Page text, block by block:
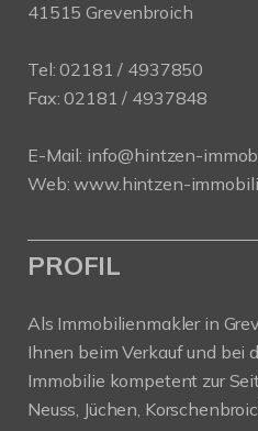
41515 Grevenbroich
Tel:02181 / 4937850
Fax: 02181 / 4937848
E-Mail: info@hintzen-
Web:www.hintzen-
PROFIL
Als Immobilienmakler in
Ihnen beim Verkauf und bei
Immobilie kompetent zur
Neuss, Jüchen,